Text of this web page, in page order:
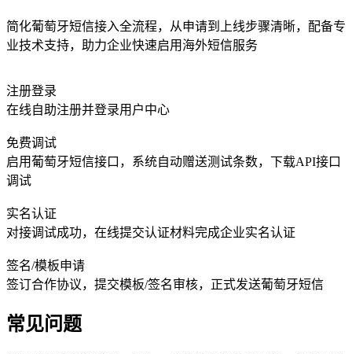
简化葡萄牙短信接入全流程，从申请到上线步骤清晰，配备专
业技术支持，助力企业快速启用海外短信服务
注册登录
在线自助注册并登录用户中心
免费调试
启用葡萄牙短信接口，系统自动赠送测试条数，下载API接口
调试
实名认证
对接调试成功，在线提交认证材料完成企业实名认证
签名/模板申请
签订合作协议，提交模板/签名审核，正式发送葡萄牙短信
常见问题